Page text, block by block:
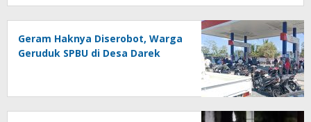
Geram Haknya Diserobot, Warga
Geruduk SPBU di Desa Darek